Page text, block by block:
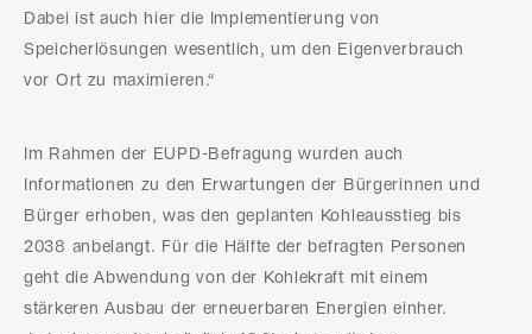
Dabei ist auch hier die Implementierung von
Speicherlösungen wesentlich, um den Eigenverbrauch
vor Ort zu maximieren.“
Im Rahmen der EUPD-Befragung wurden auch
Informationen zu den Erwartungen der Bürgerinnen und
Bürger erhoben, was den geplanten Kohleausstieg bis
2038 anbelangt. Für die Hälfte der befragten Personen
geht die Abwendung von der Kohlekraft mit einem
stärkeren Ausbau der erneuerbaren Energien einher.